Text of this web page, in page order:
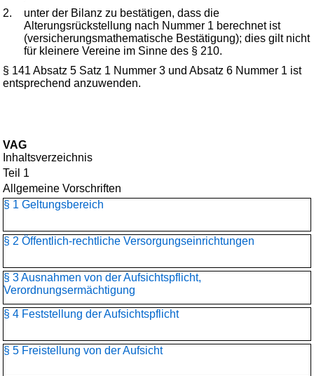
2.
unter der Bilanz zu bestätigen, dass die
Alterungsrückstellung nach Nummer 1 berechnet ist
(versicherungsmathematische Bestätigung); dies gilt nicht
für kleinere Vereine im Sinne des § 210.
§ 141 Absatz 5 Satz 1 Nummer 3 und Absatz 6 Nummer 1 ist
entsprechend anzuwenden.
VAG
Inhaltsverzeichnis
Teil 1
Allgemeine Vorschriften
§ 1 Geltungsbereich
§ 2 Öffentlich-rechtliche Versorgungseinrichtungen
§ 3 Ausnahmen von der Aufsichtspflicht,
Verordnungsermächtigung
§ 4 Feststellung der Aufsichtspflicht
§ 5 Freistellung von der Aufsicht